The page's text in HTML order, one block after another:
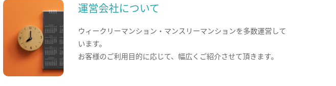
運営会社について
ウィークリーマンション・マンスリーマンションを多数運営して
います。
お客様のご利用目的に応じて、幅広くご紹介させて頂きます。